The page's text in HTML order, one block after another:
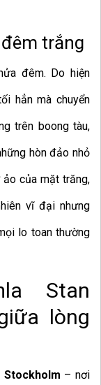
trắng
đêm. Do hiện
hẳn mà chuyển
trên boong tàu,
hòn đảo nhỏ
của mặt trăng,
vĩ đại nhưng
lo toan thường
Stan
lòng
Stockholm – nơi